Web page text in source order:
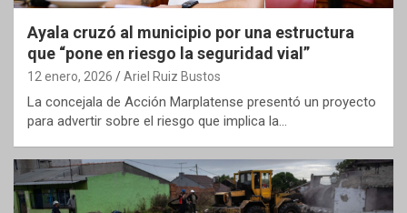
Ayala cruzó al municipio por una estructura
que “pone en riesgo la seguridad vial”
12 enero, 2026 Ariel Ruiz Bustos
La concejala de Acción Marplatense presentó un proyecto
para advertir sobre el riesgo que implica la…